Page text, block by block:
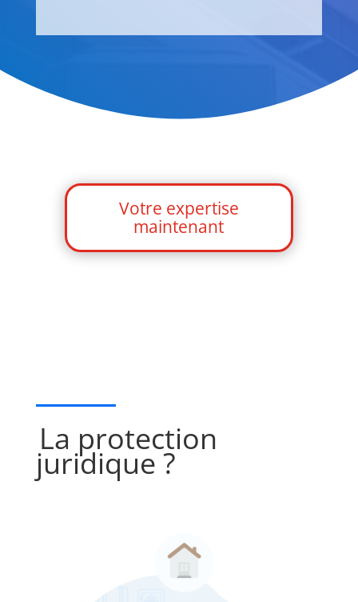
Votre expertise
maintenant
La protection
juridique ?